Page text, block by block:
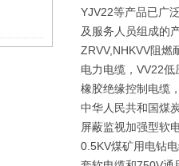
YJV22等产品已广
及服务人员组成的
ZRVV,NHKVV阻燃
电力电缆，VV22
橡胶绝缘控制电缆
中华人民共和国煤
屏蔽监视加强型软
0.5KV煤矿用电钻